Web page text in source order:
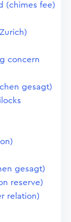
(chimes fee)
concern
gesagt)
gesagt)
reserve)
relation)